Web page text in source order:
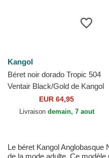
Kangol
Béret noir dorado Tropic 504
Ventair Black/Gold de Kangol
EUR 64,95
Livraison demain, 7 aout
Le béret Kangol Anglobasque